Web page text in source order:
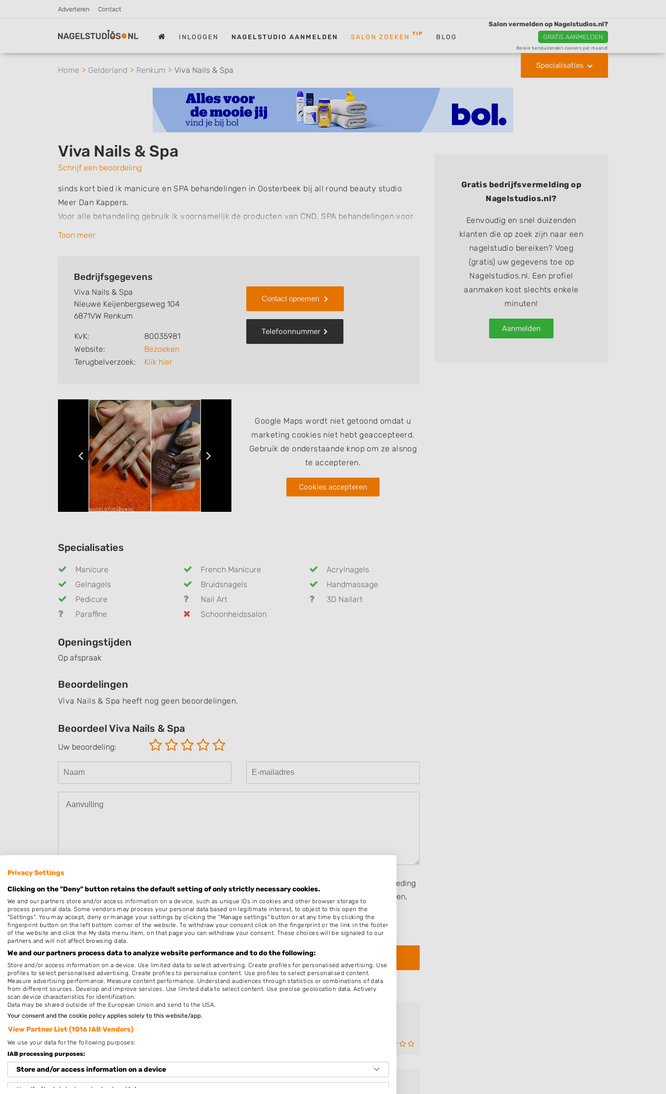
Adverteren Contact
INLOGGEN NAGELSTUDIO AANMELDEN SALON ZOEKEN TIP BLOG
Salon vermelden op Nagelstudios.nl?
GRATIS AANMELDEN
Bereik tienduizenden zoekers per maand!
Specialisaties
Home Gelderland Renkum Viva Nails & Spa
Viva Nails & Spa
Schrijf een beoordeling
sinds kort bied ik manicure en SPA behandelingen in Oosterbeek bij all round beauty studio
Meer Dan Kappers.
Voor alle behandeling gebruik ik voornamelijk de producten van CND. SPA behandelingen voor
de handen bestaan uit 3 pakketten: Hydratatie, Zuivering en Anti-aging.
Neem gerust een kijkje ook op mijn social media kanalen, zowel facebook als instagram
(Viva_Nails_and_Spa)
Viva Nails&Spa
Toon meer
Bedrijfsgegevens
Viva Nails & Spa
Nieuwe Keijenbergseweg 104
6871VW Renkum
KvK:
80035981
Website:
Bezoeken
Terugbelverzoek:
Klik hier
Contact opnemen
Telefoonnummer
Google Maps wordt niet getoond omdat u
marketing cookies niet hebt geaccepteerd.
Gebruik de onderstaande knop om ze alsnog
te accepteren.
Cookies accepteren
Specialisaties
Manicure French Manicure
Acrylnagels
Gelnagels
Bruidsnagels
Handmassage
Pedicure
Nail Art
3D Nailart
Paraffine
Schoonheidssalon
Openingstijden
Op afspraak
Beoordelingen
Viva Nails & Spa heeft nog geen beoordelingen.
Beoordeel Viva Nails & Spa
Uw beoordeling:
Hierbij bevestig ik dat de review is gebaseerd op mijn eigen ervaring en ik heb geen vergoeding
en/of andere giften, direct dan wel indirect, heb ontvangen van een persoon dan wel derden,
om dit bedrijf te beoordelen. Op het schrijven van een beoordeling zijn deAlgemene
Voorwaardenvan "Fanatic B.V." van overeenkomstige toepassing.
Nagelstudios in de buurt
Maupertuus Pedicure Manicure Na..
6721AB Bennekom
Op 4,03 km afstand
nagel salon Marissa Varenhout
Nailandhaircare
Gratis bedrijfsvermelding op
Nagelstudios.nl?
Eenvoudig en snel duizenden
klanten die op zoek zijn naar een
nagelstudio bereiken? Voeg
(gratis) uw gegevens toe op
Nagelstudios.nl. Een profiel
aanmaken kost slechts enkele
minuten!
Aanmelden
Privacy Settings
Clicking on the "Deny" button retains the default setting of only strictly necessary cookies.
We and our partners store and/or access information on a device, such as unique IDs in cookies and other browser storage to
process personal data. Some vendors may process your personal data based on legitimate interest, to object to this open the
"Settings". You may accept, deny or manage your settings by clicking the "Manage settings" button or at any time by clicking the
fingerprint button on the left bottom corner of the website. To withdraw your consent click on the fingerprint or the link in the footer
of the website and click the My data menu item, on that page you can withdraw your consent. These choices will be signaled to our
partners and will not affect browsing data.
We and our partners process data to analyze website performance and to do the following:
Store and/or access information on a device. Use limited data to select advertising. Create profiles for personalised advertising. Use
profiles to select personalised advertising. Create profiles to personalise content. Use profiles to select personalised content.
Measure advertising performance. Measure content performance. Understand audiences through statistics or combinations of data
from different sources. Develop and improve services. Use limited data to select content. Use precise geolocation data. Actively
scan device characteristics for identification.
Data may be shared outside of the European Union and send to the USA.
Your consent and the cookie policy applies solely to this website/app.
View Partner List (1016 IAB Vendors)
We use your data for the following purposes:
IAB processing purposes:
Store and/or access information on a device
Use limited data to select advertising